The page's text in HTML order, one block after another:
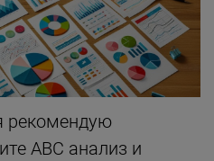
рекомендую
АВС анализ и